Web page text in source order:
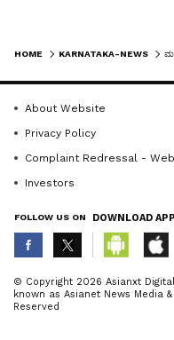
ನೀಡಲಾಗುತ್ತಿದೆ.
ಮನಸ್ಥಿತಿಯನ್ನು
ಸಹಕರಿಸಬೇಕು. ಪ್ರಸ್ತುತ
ಸರಿಸಮಾನವಾಗಿ ಸಮಾಜದ
ದುಡಿಯುತ್ತಿದ್ದಾರೆ.
ಮುನ್ನೆಲೆಗೆ ಮಹಿಳೆಯರು
ಆಶಯವಾಗಿದೆ ಎಂದು
ಗ್ರಾಪಂ ಅಭಿವೃದ್ಧಿ
ಗ್ರಾಮ ಸಭೆಯನ್ನು
ಮಹಿಳೆಯರ
ABOUT THE AUTHOR
K
HOME KARNATAKA-NEWS
About Website
Privacy Policy
Complaint Redressal -
Investors
FOLLOW US ON DOWNLOAD APP
© Copyright 2026 Asianxt
known as Asianet News Media
Reserved